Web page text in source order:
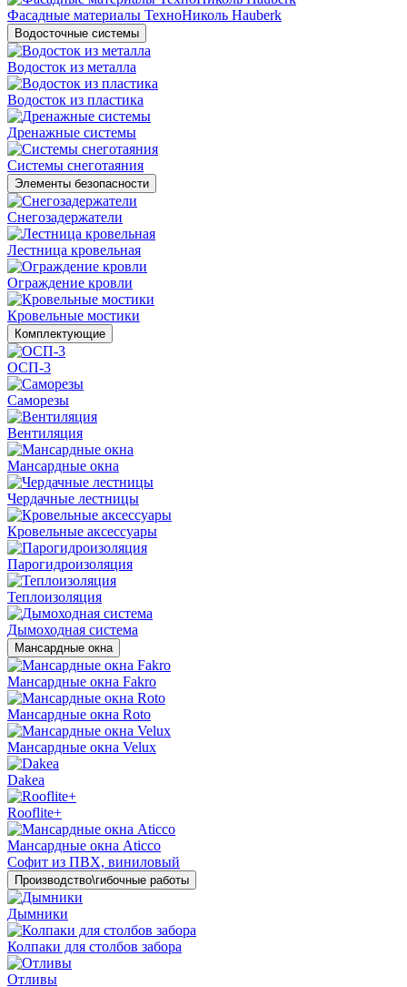
Фасадные материалы ТехноНиколь Hauberk
Водосточные системы
Водосток из металла
Водосток из пластика
Дренажные системы
Системы снеготаяния
Элементы безопасности
Снегозадержатели
Лестница кровельная
Ограждение кровли
Кровельные мостики
Комплектующие
ОСП-3
Саморезы
Вентиляция
Мансардные окна
Чердачные лестницы
Кровельные аксессуары
Парогидроизоляция
Теплоизоляция
Дымоходная система
Мансардные окна
Мансардные окна Fakro
Мансардные окна Roto
Мансардные окна Velux
Dakea
Rooflite+
Мансардные окна Aticco
Софит из ПВХ, виниловый
Производство\гибочные работы
Дымники
Колпаки для столбов забора
Отливы